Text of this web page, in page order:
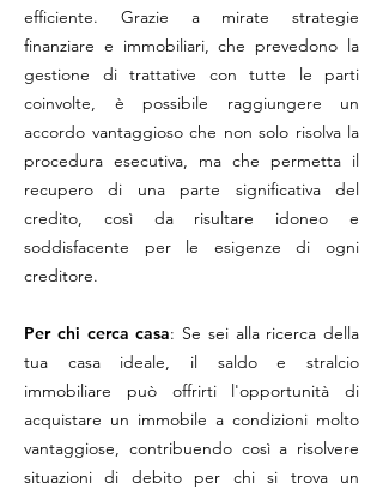
efficiente. Grazie a mirate strategie
finanziare e immobiliari, che prevedono la
gestione di trattative con tutte le parti
coinvolte, è possibile raggiungere un
accordo vantaggioso che non solo risolva la
procedura esecutiva, ma che permetta il
recupero di una parte significativa del
credito, così da risultare idoneo e
soddisfacente per le esigenze di ogni
creditore.
Per chi cerca casa: Se sei alla ricerca della
tua casa ideale, il saldo e stralcio
immobiliare può offrirti l'opportunità di
acquistare un immobile a condizioni molto
vantaggiose, contribuendo così a risolvere
situazioni di debito per chi si trova un